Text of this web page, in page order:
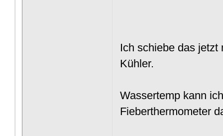
Ich schiebe das jetzt
Kühler.
Wassertemp kann
Fieberthermometer